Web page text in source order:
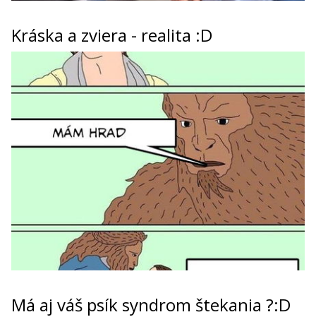
Kráska a zviera - realita :D
Má aj váš psík syndrom štekania ?:D